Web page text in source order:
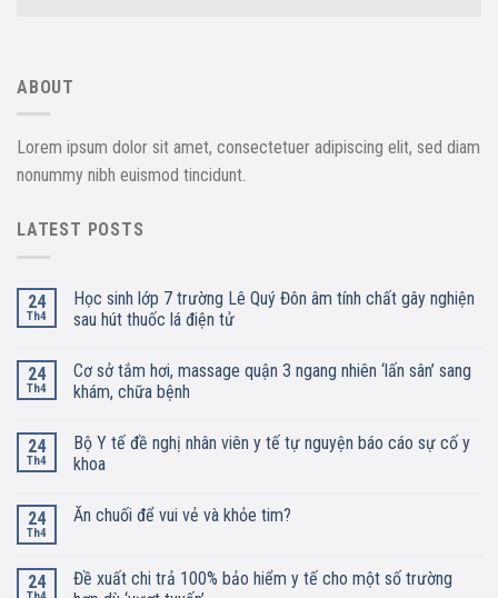
ABOUT
Lorem ipsum dolor sit amet, consectetuer adipiscing elit, sed diam
nonummy nibh euismod tincidunt.
LATEST POSTS
24
Th4
Học sinh lớp 7 trường Lê Quý Đôn âm tính chất gây nghiện
sau hút thuốc lá điện tử
24
Th4
Cơ sở tắm hơi, massage quận 3 ngang nhiên ‘lấn sân’ sang
khám, chữa bệnh
24
Th4
Bộ Y tế đề nghị nhân viên y tế tự nguyện báo cáo sự cố y
khoa
24
Th4
Ăn chuối để vui vẻ và khỏe tim?
24
Đề xuất chi trả 100% bảo hiểm y tế cho một số trường